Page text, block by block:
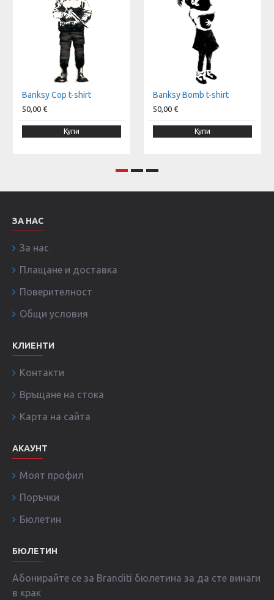
Banksy Cop t-shirt
50,00 €
Купи
Banksy Bomb t-shirt
50,00 €
Купи
ЗА НАС
За нас
Плащане и доставка
Поверителност
Общи условия
КЛИЕНТИ
Контакти
Връщане на стока
Карта на сайта
АКАУНТ
Моят профил
Поръчки
Бюлетин
БЮЛЕТИН
Абонирайте се за Branditi бюлетина за да сте винаги
в крак